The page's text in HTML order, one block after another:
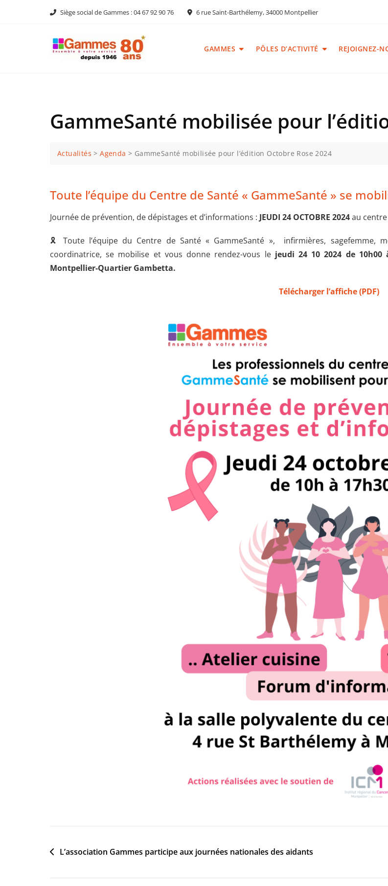
Siège social de Gammes : 04 67 92 90 76 6 rue Saint-Barthélemy, 34000 Montpellier
GAMMES PÔLES D’ACTIVITÉ REJOIGNEZ-
GammeSanté mobilisée pour
Actualités >Agenda > GammeSanté mobilisée pour l’édition Octobre Rose 2024
Toute l’équipe du Centre de Santé « GammeSanté » se
Journée de prévention, de dépistages et d’informations : JEUDI 24 OCTOBRE 2024au
🎗️ Toute l’équipe du Centre de Santé « GammeSanté », infirmières, sagefemme,
coordinatrice, se mobilise et vous donne rendez-vous le jeudi 24 10 2024 de
Montpellier-Quartier Gambetta.
Télécharger l’affiche (PDF)
C
Navigation
L’association Gammes participe aux journées nationales des aidants